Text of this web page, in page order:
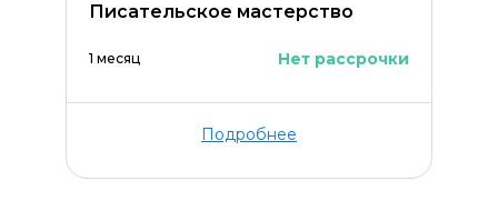
Писательское мастерство
1 месяц Нет рассрочки
Подробнее